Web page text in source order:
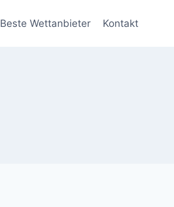
Beste Wettanbieter Kontakt